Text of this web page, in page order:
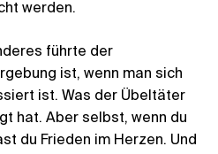
werden.
führte der
ist, wenn man sich
ist. Was der Übeltäter
hat. Aber selbst, wenn du
du Frieden im Herzen. Und